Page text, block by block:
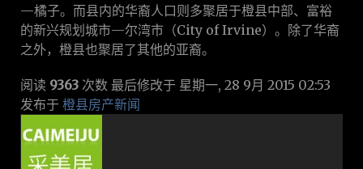
—橘子。而县内的华裔人口则多聚居于橙县中部、富裕
的新兴规划城市—尔湾市（City of Irvine）。除了华裔
之外，橙县也聚居了其他的亚裔。
阅读 9363 次数 最后修改于 星期一, 28 9月 2015 02:53
发布于 橙县房产新闻